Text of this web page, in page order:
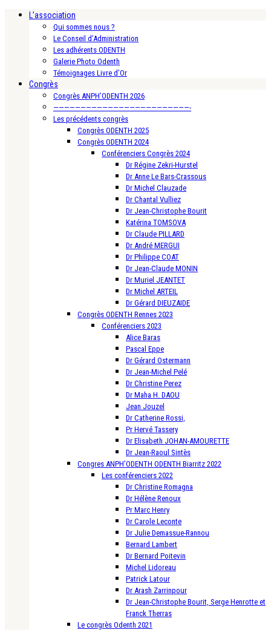
L’association
Qui sommes nous ?
Le Conseil d’Administration
Les adhérents ODENTH
Galerie Photo Odenth
Témoignages Livre d’Or
Congrès
Congrès ANPH’ODENTH 2026
—————————————————————————-
Les précédents congrès
Congrès ODENTH 2025
Congrès ODENTH 2024
Conférenciers Congrès 2024
Dr Régine Zekri-Hurstel
Dr Anne Le Bars-Crassous
Dr Michel Clauzade
Dr Chantal Vulliez
Dr Jean-Christophe Bourit
Katérina TOMSOVA
Dr Claude PILLARD
Dr André MERGUI
Dr Philippe COAT
Dr Jean-Claude MONIN
Dr Muriel JEANTET
Dr Michel ARTEIL
Dr Gérard DIEUZAIDE
Congrès ODENTH Rennes 2023
Conférenciers 2023
Alice Baras
Pascal Eppe
Dr Gérard Ostermann
Dr Jean-Michel Pelé
Dr Christine Perez
Dr Maha H. DAOU
Jean Jouzel
Dr Catherine Rossi,
Pr Hervé Tassery
Dr Elisabeth JOHAN-AMOURETTE
Dr Jean-Raoul Sintès
Congres ANPH’ODENTH ODENTH Biarritz 2022
Les conférenciers 2022
Dr Christine Romagna
Dr Hélène Renoux
Pr Marc Henry
Dr Carole Leconte
Dr Julie Demassue-Rannou
Bernard Lambert
Dr Bernard Poitevin
Michel Lidoreau
Patrick Latour
Dr Arash Zarrinpour
Dr Jean-Christophe Bourit, Serge Henrotte et
Franck Therras
Le congrès Odenth 2021